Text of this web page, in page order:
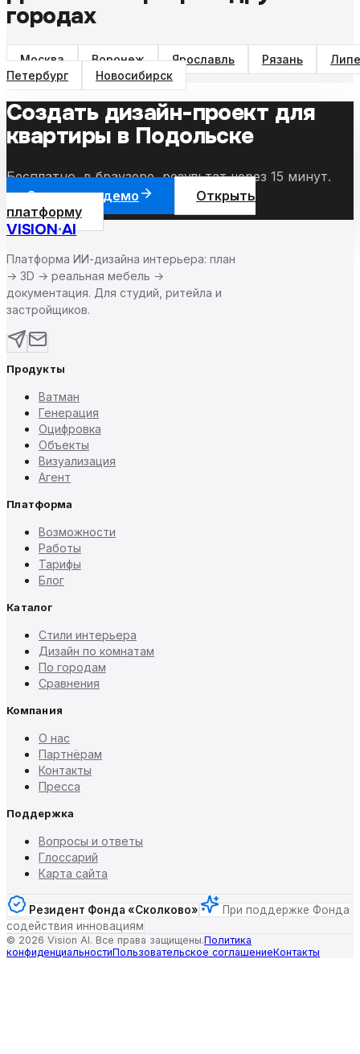
городах
Москва Воронеж Ярославль Рязань
Петербург
Новосибирск
Создать дизайн-проект для
квартиры в Подольске
Бесплатно, в браузере, результат через 15 минут.
Запросить демо
Открыть
платформу
VISION·AI
Платформа ИИ-дизайна интерьера: план
→ 3D → реальная мебель →
документация. Для студий, ритейла и
застройщиков.
Продукты
Ватман
Генерация
Оцифровка
Объекты
Визуализация
Агент
Платформа
Возможности
Работы
Тарифы
Блог
Каталог
Стили интерьера
Дизайн по комнатам
По городам
Сравнения
Компания
О нас
Партнёрам
Контакты
Пресса
Поддержка
Вопросы и ответы
Глоссарий
Карта сайта
Резидент Фонда «Сколково»
При поддержке Фонда
содействия инновациям
© 2026 Vision AI. Все права защищены.Политика
конфиденциальностиПользовательское соглашениеКонтакты